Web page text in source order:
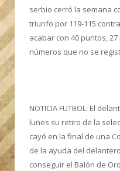
serbio cerró la semana
triunfo por 119-115
acabar con 40 puntos,
números que no se
NOTICIA FUTBOL: El
lunes su retiro de la
cayó en la final de una
de la ayuda del
conseguir el Balón de